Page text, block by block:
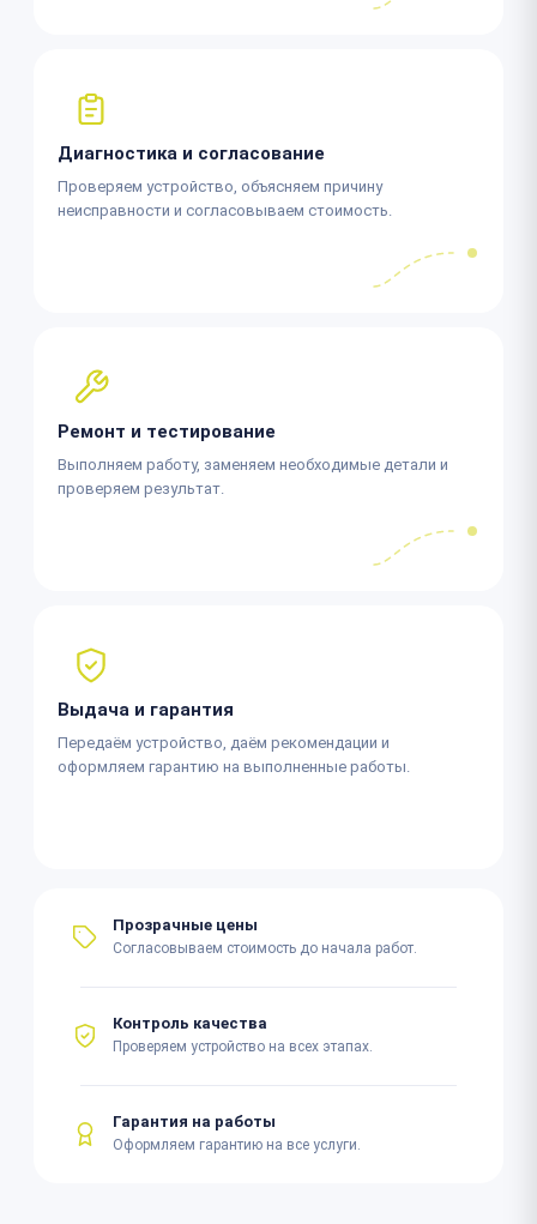
Диагностика и согласование
Проверяем устройство, объясняем причину
неисправности и согласовываем стоимость.
Ремонт и тестирование
Выполняем работу, заменяем необходимые детали и
проверяем результат.
Выдача и гарантия
Передаём устройство, даём рекомендации и
оформляем гарантию на выполненные работы.
Прозрачные цены
Согласовываем стоимость до начала работ.
Контроль качества
Проверяем устройство на всех этапах.
Гарантия на работы
Оформляем гарантию на все услуги.